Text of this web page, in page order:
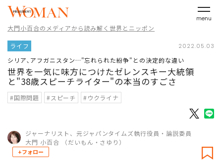
menu
大門小百合のメディアから読み解く世界とニッポン
ライフ 2022.05.03
シリア､アフガニスタン…"忘れられた紛争"との決定的な違い
世界を一気に味方につけたゼレンスキー大統領
と"38歳スピーチライター"の本当のすごさ
#国際問題 #スピーチ #ウクライナ
ジャーナリスト、元ジャパンタイムズ執行役員・論説委員
大門 小百合 （だいもん・さゆり）
+フォロー